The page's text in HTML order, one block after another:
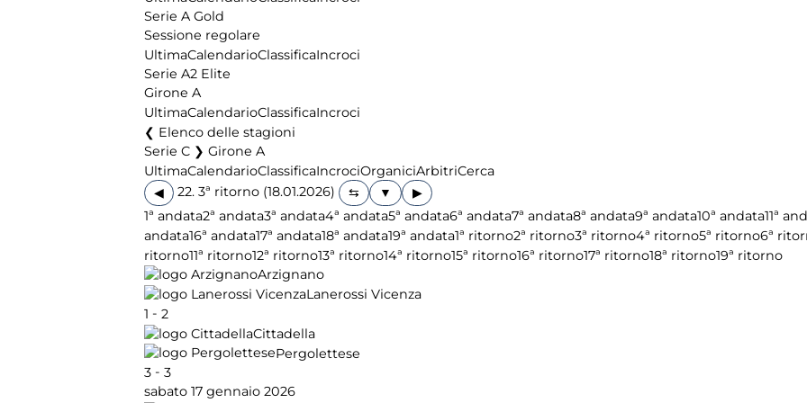
Serie A Gold
Sessione regolare
UltimaCalendarioClassificaIncroci
Serie A2 Elite
Girone A
UltimaCalendarioClassificaIncroci
Elenco delle stagioni
Serie C ❯ Girone A
UltimaCalendarioClassificaIncrociOrganiciArbitriCerca
◀
22. 3ª ritorno (18.01.2026)
▶
1ª andata2ª andata3ª andata4ª andata5ª andata6ª andata7ª andata8ª andata9ª andata10ª andata11ª
andata16ª andata17ª andata18ª andata19ª andata1ª ritorno2ª ritorno3ª ritorno4ª ritorno5ª ritorno6ª
ritorno11ª ritorno12ª ritorno13ª ritorno14ª ritorno15ª ritorno16ª ritorno17ª ritorno18ª ritorno19ª ritorno
Arzignano
Lanerossi Vicenza
1 - 2
Cittadella
Pergolettese
3 - 3
sabato 17 gennaio 2026